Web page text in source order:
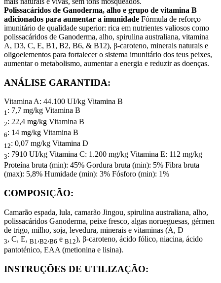
Polissacáridos de Ganoderma, alho e grupo de vitamina B
adicionados para aumentar a imunidade Fórmula de reforço
imunitário de qualidade superior: rica em nutrientes valiosos como
polissacáridos de Ganoderma, alho, spirulina australiana, vitamina
A, D3, C, E, B1, B2, B6, & B12), β-caroteno, minerais naturais e
oligoelementos para fortalecer o sistema imunitário dos teus peixes,
aumentar o metabolismo, aumentar a energia e reduzir as doenças.
ANÁLISE GARANTIDA:
Vitamina A: 44.100 UI/kg Vitamina B
1: 7,7 mg/kg Vitamina B
2: 22,4 mg/kg Vitamina B
6: 14 mg/kg Vitamina B
12: 0,07 mg/kg Vitamina D
3: 7910 UI/kg Vitamina C: 1.200 mg/kg Vitamina E: 112 mg/kg
Proteína bruta (min): 45% Gordura bruta (min): 5% Fibra bruta
(max): 5,8% Humidade (min): 3% Fósforo (min): 1%
COMPOSIÇÃO:
Camarão espada, lula, camarão Jingou, spirulina australiana, alho,
polissacáridos Ganoderma, peixe fresco, algas norueguesas, gérmen
de trigo, milho, soja, levedura, minerais e vitaminas (A, D
3, C, E, B1 ,B2,B6 e B12), β-caroteno, ácido fólico, niacina, ácido
pantoténico, EAA (metionina e lisina).
INSTRUÇÕES DE UTILIZAÇÃO: